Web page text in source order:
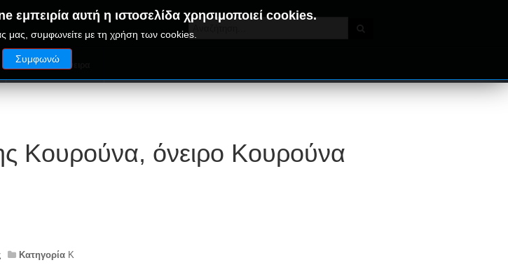
εμπειρία αυτή η ιστοσελίδα χρησιμοποιεί cookies.
μας, συμφωνείτε με τη χρήση των cookies.
Συμφωνώ
Παράξενα Όνειρα
Κουρούνα, όνειρο Κουρούνα
Κατηγορία Κ